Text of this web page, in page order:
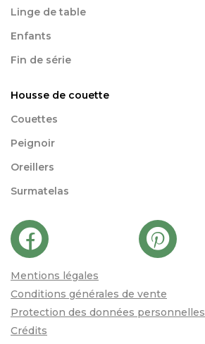
Linge de table
Enfants
Fin de série
Housse de couette
Couettes
Peignoir
Oreillers
Surmatelas
Mentions légales
Conditions générales de vente
Protection des données personnelles
Crédits